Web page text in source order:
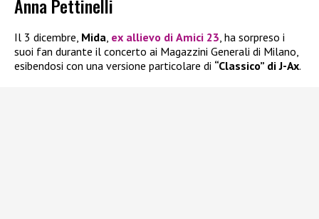
Anna Pettinelli
Il 3 dicembre, Mida ex allievo di Amici 23 , ha sorpreso i
suoi fan durante il concerto ai Magazzini Generali di Milano,
esibendosi con una versione particolare di “Classico” di J-Ax.